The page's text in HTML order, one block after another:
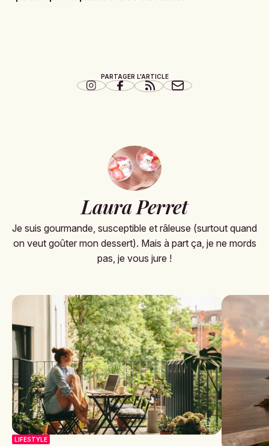
PARTAGER L'ARTICLE
Laura Perret
Je suis gourmande, susceptible et râleuse (surtout quand
on veut goûter mon dessert). Mais à part ça, je ne mords
pas, je vous jure !
LIFESTYLE